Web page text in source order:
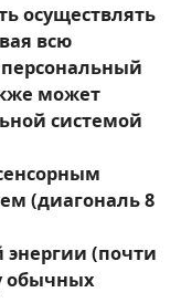
осуществлять
всю
может
системой
(диагональ 8
(почти
обычных